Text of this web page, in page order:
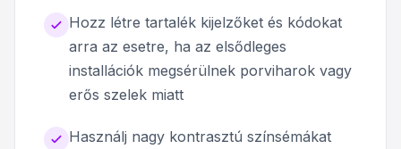
Hozz létre tartalék kijelzőket és kódokat
arra az esetre, ha az elsődleges
installációk megsérülnek porviharok vagy
erős szelek miatt
Használj nagy kontrasztú színsémákat